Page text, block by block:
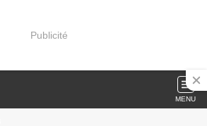
Publicité
MENU